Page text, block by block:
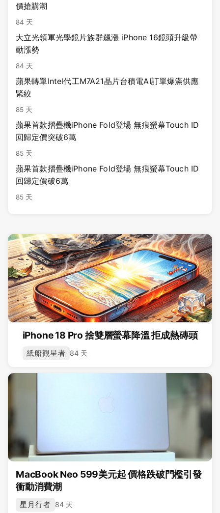
價搶購潮
84 天
大立光領軍光學鏡片族群飆漲 iPhone 16鏡頭升級帶
動漲勢
84 天
蘋果轉單Intel代工M7A21晶片台積電AI訂單爆滿供應
緊絞
85 天
蘋果首款摺疊機iPhone Fold登場 無痕螢幕Touch ID
回歸定價突破6萬
85 天
蘋果首款摺疊機iPhone Fold登場 無痕螢幕Touch ID
回歸定價破6萬
85 天
iPhone 18 Pro 捨雙層螢幕降溫 拒成熱磚頭
紙船觀星者 84 天
MacBook Neo 599美元起 價格跌破門檻引發
衝動消費潮
星月行者 84 天